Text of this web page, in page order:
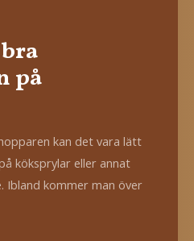
på
kan det vara lätt
köksprylar eller annat
Ibland kommer man över